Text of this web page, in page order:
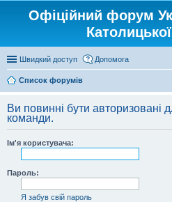
Офіційний форум
Швидкий доступ Допомога
Список форумів
Ви повинні бути авторизовані
команди.
Ім'я користувача:
Пароль:
Я забув свій пароль